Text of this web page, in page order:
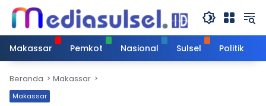
Langsung
konten
Makassar
Pemkot Nasional Sulsel Politik
Beranda Makassar
Makassar